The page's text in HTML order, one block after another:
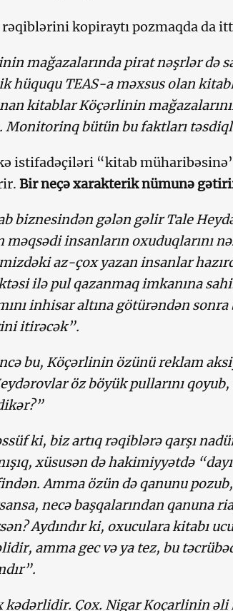
rəqiblərini kopiraytı pozmaqda da
mağazalarında pirat nəşrlər də
hüququ TEAS-a məxsus olan
kitablar Köçərlinin
Monitorinq bütün bu faktları
istifadəçiləri “kitab
Bir neçə xarakterik nümunə
biznesindən gələn gəlir Tale
məqsədi insanların oxuduqlarını
az-çox yazan insanlar
ilə pul qazanmaq imkanına
inhisar altına götürəndən
itirəcək”.
bu, Köçərlinin özünü reklam
öz böyük pullarını
ki, biz artıq rəqiblərə qarşı
xüsusən də hakimiyyətdə
Amma özün də qanunu
necə başqalarından qanuna
Aydındır ki, oxuculara kitabı
amma gec və ya tez, bu
kədərlidir. Çox. Nigar Koçarlinin